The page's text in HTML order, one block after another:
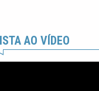
AO VÍDEO